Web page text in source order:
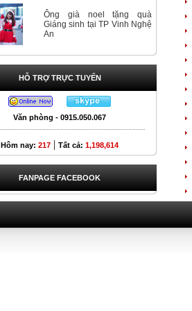
Ông già noel tặng quà
Giáng sinh tại TP Vinh Nghệ
An
HỖ TRỢ TRỰC TUYẾN
Văn phòng - 0915.050.067
Hôm nay: 217 | Tất cả: 1,198,614
FANPAGE FACEBOOK